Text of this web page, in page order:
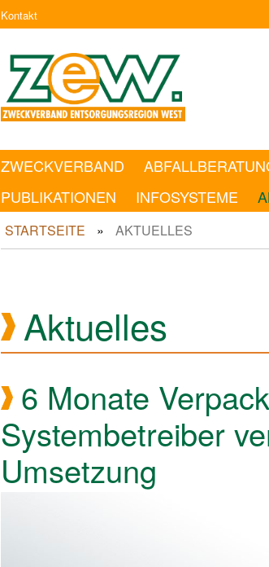
Kontakt
ZWECKVERBAND
PUBLIKATIONEN
INFOSYSTEME
STARTSEITE AKTUELLES
Aktuelles
6 Monate
Systembetreiber
Umsetzung